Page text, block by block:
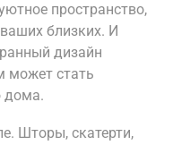
пространство,
близких. И
дизайн
может стать
дома.
Шторы, скатерти,